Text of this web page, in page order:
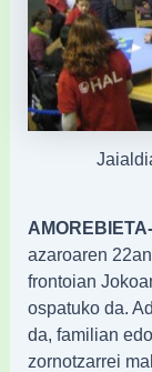
azaroaren
frontoian
ospatuko da.
da, familian
zornotzarrei